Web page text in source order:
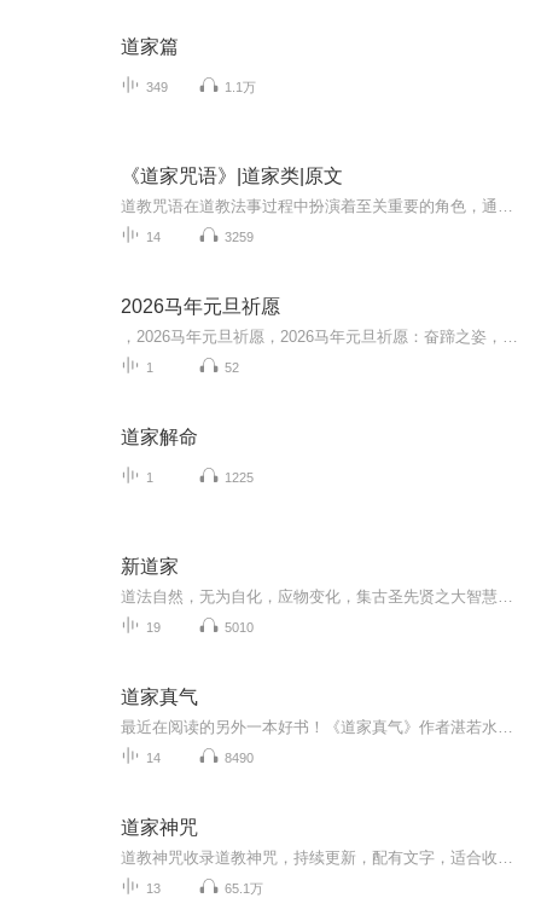
道家篇
349 1.1万
《道家咒语》|道家类|原文
14 3259
2026马年元旦祈愿
1 52
道家解命
1 1225
新道家
19 5010
道家真气
14 8490
道家神咒
13 65.1万